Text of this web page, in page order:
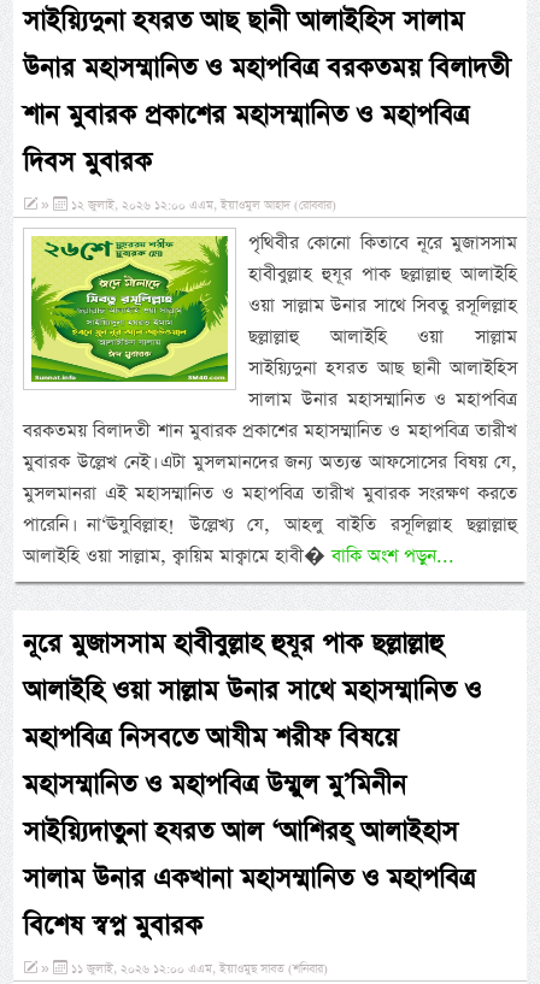
সাইয়্যিদুনা হযরত আছ ছানী আলাইহিস সালাম
উনার মহাসম্মানিত ও মহাপবিত্র বরকতময় বিলাদতী
শান মুবারক প্রকাশের মহাসম্মানিত ও মহাপবিত্র
দিবস মুবারক
» ১২ জুলাই, ২০২৬ ১২:০০ এএম, ইয়াওমুল আহাদ (রোববার)
পৃথিবীর কোনো কিতাবে নূরে মুজাসসাম
হাবীবুল্লাহ হুযূর পাক ছল্লাল্লাহু আলাইহি
ওয়া সাল্লাম উনার সাথে সিবতু রসূলিল্লাহ
ছল্লাল্লাহু আলাইহি ওয়া সাল্লাম
সাইয়্যিদুনা হযরত আছ ছানী আলাইহিস
সালাম উনার মহাসম্মানিত ও মহাপবিত্র
বরকতময় বিলাদতী শান মুবারক প্রকাশের মহাসম্মানিত ও মহাপবিত্র তারীখ
মুবারক উল্লেখ নেই। এটা মুসলমানদের জন্য অত্যন্ত আফসোসের বিষয় যে,
মুসলমানরা এই মহাসম্মানিত ও মহাপবিত্র তারীখ মুবারক সংরক্ষণ করতে
পারেনি। না‘ঊযুবিল্লাহ! উল্লেখ্য যে, আহলু বাইতি রসূলিল্লাহ ছল্লাল্লাহু
আলাইহি ওয়া সাল্লাম, ক্বায়িম মাক্বামে হাবী�বাকি অংশ পড়ুন...
নূরে মুজাসসাম হাবীবুল্লাহ হুযূর পাক ছল্লাল্লাহু
আলাইহি ওয়া সাল্লাম উনার সাথে মহাসম্মানিত ও
মহাপবিত্র নিসবতে আযীম শরীফ বিষয়ে
মহাসম্মানিত ও মহাপবিত্র উম্মুল মু’মিনীন
সাইয়্যিদাতুনা হযরত আল ‘আশিরহ্ আলাইহাস
সালাম উনার একখানা মহাসম্মানিত ও মহাপবিত্র
বিশেষ স্বপ্ন মুবারক
» ১১ জুলাই, ২০২৬ ১২:০০ এএম, ইয়াওমুছ সাবত (শনিবার)